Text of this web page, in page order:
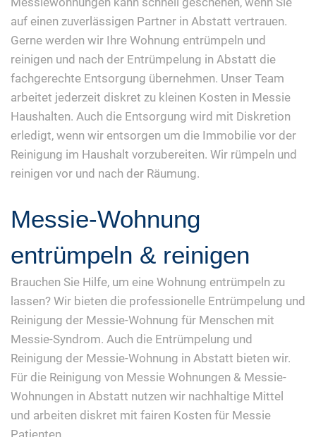
auf einen zuverlässigen Partner in Abstatt vertrauen.
Gerne werden wir Ihre Wohnung entrümpeln und
reinigen und nach der Entrümpelung in Abstatt die
fachgerechte Entsorgung übernehmen. Unser Team
arbeitet jederzeit diskret zu kleinen Kosten in Messie
Haushalten. Auch die Entsorgung wird mit Diskretion
erledigt, wenn wir entsorgen um die Immobilie vor der
Reinigung im Haushalt vorzubereiten. Wir rümpeln und
reinigen vor und nach der Räumung.
Messie-Wohnung
entrümpeln & reinigen
Brauchen Sie Hilfe, um eine Wohnung entrümpeln zu
lassen? Wir bieten die professionelle Entrümpelung und
Reinigung der Messie-Wohnung für Menschen mit
Messie-Syndrom. Auch die Entrümpelung und
Reinigung der Messie-Wohnung in Abstatt bieten wir.
Für die Reinigung von Messie Wohnungen & Messie-
Wohnungen in Abstatt nutzen wir nachhaltige Mittel
und arbeiten diskret mit fairen Kosten für Messie